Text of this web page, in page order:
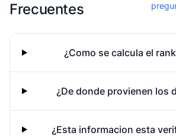
Frecuentes
¿Como se calcula el
¿De donde provienen los
¿Esta informacion esta